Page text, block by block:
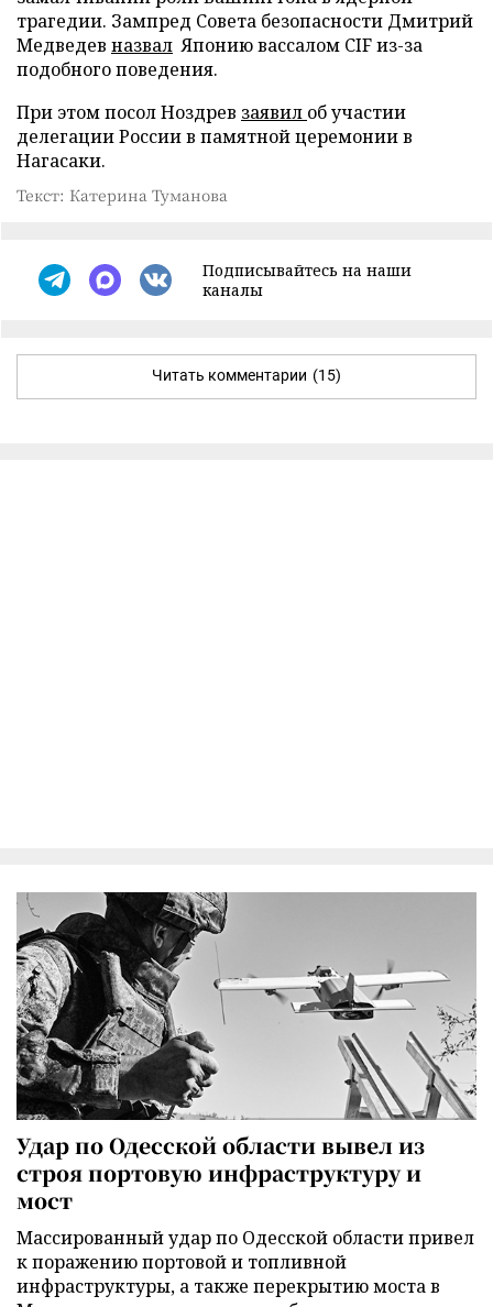
трагедии. Зампред Совета безопасности Дмитрий
Медведев назвал Японию вассалом CIF из-за
подобного поведения.
При этом посол Ноздрев заявил об участии
делегации России в памятной церемонии в
Нагасаки.
Текст: Катерина Туманова
Подписывайтесь на наши
каналы
Читать комментарии (15)
Удар по Одесской области вывел из
строя портовую инфраструктуру и
мост
Массированный удар по Одесской области привел
к поражению портовой и топливной
инфраструктуры, а также перекрытию моста в